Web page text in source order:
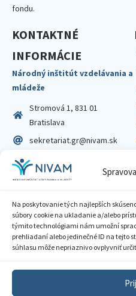
Na poskytovanie tých najlepších
súbory cookie na ukladanie a/alebo
týmito technológiami nám umožní
prehliadaní alebo jedinečné ID na tejto
súhlasu môže nepriaznivo ovplyvniť
fondu.
KONTAKTNÉ
INFORMÁCIE
Národný inštitút vzdelávania a
mládeže
Stromová 1, 831 01
Bratislava
sekretariat.gr@nivam.sk
IČO: 00164348
DIČ: 2020798714
Zásady